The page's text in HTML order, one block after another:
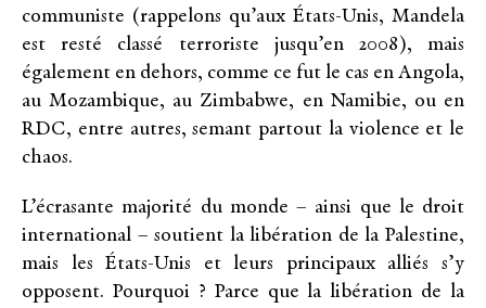
communiste (rappelons qu’aux États-Unis, Mandela
est resté classé terroriste jusqu’en 2008), mais
également en dehors, comme ce fut le cas en Angola,
au Mozambique, au Zimbabwe, en Namibie, ou en
RDC, entre autres, semant partout la violence et le
chaos.
L’écrasante majorité du monde – ainsi que le droit
international – soutient la libération de la Palestine,
mais les États-Unis et leurs principaux alliés s’y
opposent. Pourquoi ? Parce que la libération de la